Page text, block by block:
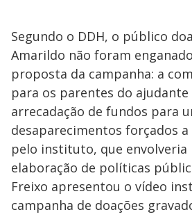
Segundo o DDH, o público
Amarildo não foram
proposta da campanha: a
para os parentes do
arrecadação de fundos para
desaparecimentos forçados
pelo instituto, que envolveria
elaboração de políticas
Freixo apresentou o vídeo
campanha de doações